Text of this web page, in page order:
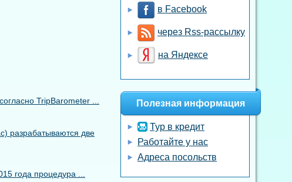
TripBarometer ...
разрабатываются две
года процедура ...
в Facebook
через Rss-рассылку
на Яндексе
Полезная информация
Тур в кредит
Работайте у нас
Адреса посольств